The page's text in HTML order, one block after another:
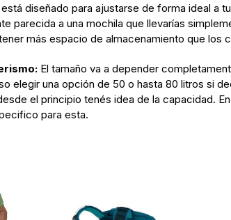
diseñado para ajustarse de forma ideal a
parecida a una mochila que llevarías
más espacio de almacenamiento que los
El tamaño va a depender
elegir una opción de 50 o hasta 80 litros si
el principio tenés idea de la capacidad.
para esta.